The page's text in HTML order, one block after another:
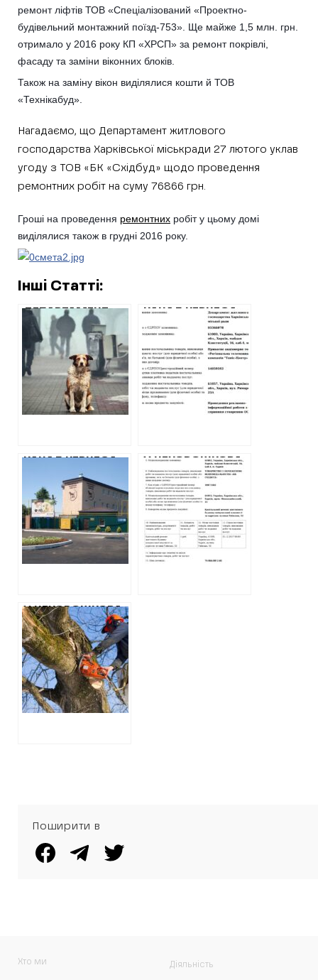
ремонт ліфтів ТОВ «Спеціалізований «Проектно-
будівельний монтажний поїзд-753». Ще майже 1,5 млн. грн.
отримало у 2016 року КП «ХРСП» за ремонт покрівлі,
фасаду та заміни віконних блоків.
Також на заміну вікон виділялися кошти й ТОВ
«Технікабуд».
Нагадаємо, що Департамент житлового
господарства Харківської міськради 27 лютого уклав
угоду з ТОВ «БК «Східбуд» щодо проведення
ремонтних робіт на суму 76866 грн.
Гроші на проведення ремонтних робіт у цьому домі
виділялися також в грудні 2016 року.
Інші Статті:
ДЕПАРТАМЕНТ
НЕХОРОШКОВА
ВИТРАТИТЬ 6,5
МІЛЬЙОНІВ НА
ВИЛОВ ТА
ВБИВСТВО СОБАК
І КОТІВ – В
СЕРЕДНЬОМУ ПО
КАНАЛ КЕРНЕСА
ОТРИМАЄ ЩЕ
100 ТИСЯЧ
ГРИВЕН НА
РЕКЛАМУ ОСББ
ВІД МЕРІЇ
КЕРНЕСА
КАНАЛ КЕРНЕСА
ОТРИМАЄ ЩЕ
150 ТИСЯЧ
ГРИВЕН НА
РЕКЛАМУ
МІСЬКОГО
ПРИТУЛКУ ДЛЯ
ТВАРИН
У НЕХОРОШКОВА
ВИДІЛИЛИ ГРОШІ
НА КАПІТАЛЬНИЙ
РЕМОНТ
БУДИНКУ, ЯКИЙ
РЕМОНТУВАЛИ У
ГРУДНІ
У НЕХОРОШКОВА
УЛЮБЛЕНОМУ
ЛІСОРУБУ
ЗАМОВИЛИ
ВИРУБКУ ДЕРЕВ
ПО ВДВІЧІ
ЗАВИЩЕНИМ
ЦІНАМ
Поширити в
Хто ми Діяльність